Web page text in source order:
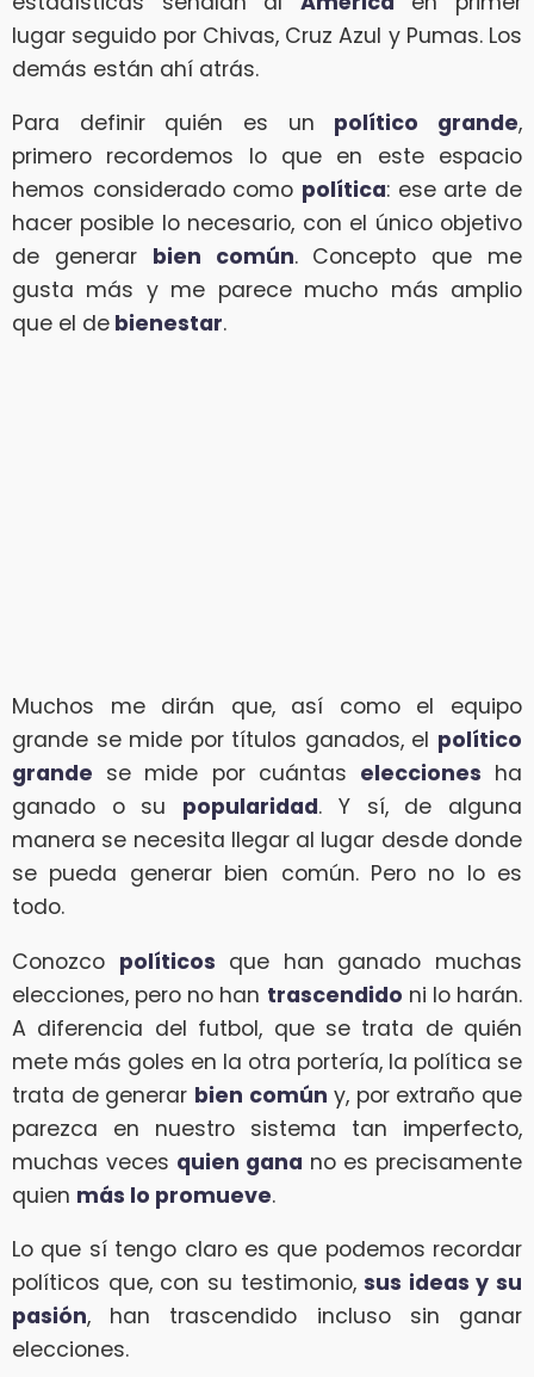
lugar seguido por Chivas, Cruz Azul y Pumas. Los
demás están ahí atrás.
Para definir quién es un político grande,
primero recordemos lo que en este espacio
hemos considerado como política: ese arte de
hacer posible lo necesario, con el único objetivo
de generar bien común. Concepto que me
gusta más y me parece mucho más amplio
que el de bienestar.
Muchos me dirán que, así como el equipo
grande se mide por títulos ganados, el político
grande se mide por cuántas elecciones ha
ganado o su popularidad. Y sí, de alguna
manera se necesita llegar al lugar desde donde
se pueda generar bien común. Pero no lo es
todo.
Conozco políticos que han ganado muchas
elecciones, pero no han trascendido ni lo harán.
A diferencia del futbol, que se trata de quién
mete más goles en la otra portería, la política se
trata de generar bien común y, por extraño que
parezca en nuestro sistema tan imperfecto,
muchas veces quien gana no es precisamente
quien más lo promueve.
Lo que sí tengo claro es que podemos recordar
políticos que, con su testimonio,sus ideas y su
pasión, han trascendido incluso sin ganar
elecciones.